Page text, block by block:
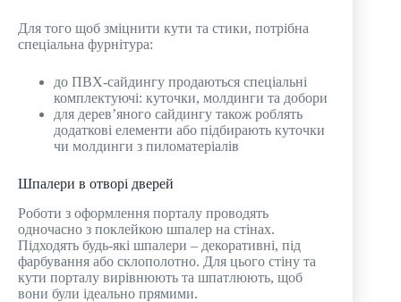
Для того щоб зміцнити кути та стики, потрібна
спеціальна фурнітура:
до ПВХ-сайдингу продаються спеціальні
комплектуючі: куточки, молдинги та добори
для дерев’яного сайдингу також роблять
додаткові елементи або підбирають куточки
чи молдинги з пиломатеріалів
Шпалери в отворі дверей
Роботи з оформлення порталу проводять
одночасно з поклейкою шпалер на стінах.
Підходять будь-які шпалери – декоративні, під
фарбування або склополотно. Для цього стіну та
кути порталу вирівнюють та шпатлюють, щоб
вони були ідеально прямими.